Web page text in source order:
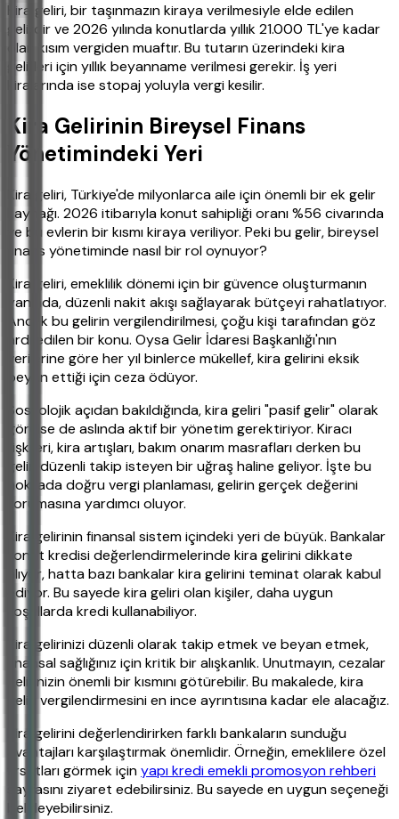
Kira geliri, bir taşınmazın kiraya verilmesiyle elde edilen
gelirdir ve 2026 yılında konutlarda yıllık 21.000 TL'ye kadar
olan kısım vergiden muaftır. Bu tutarın üzerindeki kira
gelirleri için yıllık beyanname verilmesi gerekir. İş yeri
kiralarında ise stopaj yoluyla vergi kesilir.
Kira Gelirinin Bireysel Finans
Yönetimindeki Yeri
Kira geliri, Türkiye'de milyonlarca aile için önemli bir ek gelir
kaynağı. 2026 itibarıyla konut sahipliği oranı %56 civarında
ve bu evlerin bir kısmı kiraya veriliyor. Peki bu gelir, bireysel
finans yönetiminde nasıl bir rol oynuyor?
Kira geliri, emeklilik dönemi için bir güvence oluşturmanın
yanında, düzenli nakit akışı sağlayarak bütçeyi rahatlatıyor.
Ancak bu gelirin vergilendirilmesi, çoğu kişi tarafından göz
ardı edilen bir konu. Oysa Gelir İdaresi Başkanlığı'nın
verilerine göre her yıl binlerce mükellef, kira gelirini eksik
beyan ettiği için ceza ödüyor.
Sosyolojik açıdan bakıldığında, kira geliri "pasif gelir" olarak
görülse de aslında aktif bir yönetim gerektiriyor. Kiracı
ilişkileri, kira artışları, bakım onarım masrafları derken bu
gelir, düzenli takip isteyen bir uğraş haline geliyor. İşte bu
noktada doğru vergi planlaması, gelirin gerçek değerini
korumasına yardımcı oluyor.
Kira gelirinin finansal sistem içindeki yeri de büyük. Bankalar
konut kredisi değerlendirmelerinde kira gelirini dikkate
alıyor, hatta bazı bankalar kira gelirini teminat olarak kabul
ediyor. Bu sayede kira geliri olan kişiler, daha uygun
koşullarda kredi kullanabiliyor.
Kira gelirinizi düzenli olarak takip etmek ve beyan etmek,
finansal sağlığınız için kritik bir alışkanlık. Unutmayın, cezalar
gelirinizin önemli bir kısmını götürebilir. Bu makalede, kira
geliri vergilendirmesini en ince ayrıntısına kadar ele alacağız.
Kira gelirini değerlendirirken farklı bankaların sunduğu
avantajları karşılaştırmak önemlidir. Örneğin, emeklilere özel
fırsatları görmek içinyapı kredi emekli promosyon rehberi
sayfasını ziyaret edebilirsiniz. Bu sayede en uygun seçeneği
belirleyebilirsiniz.